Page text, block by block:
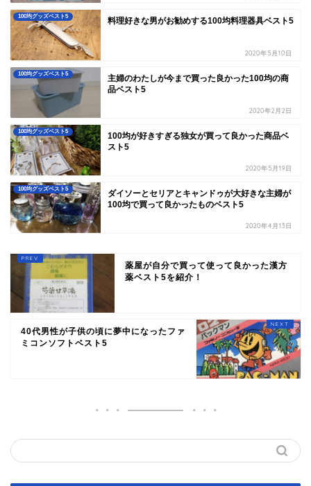
100均グッズベスト5 料理好きな男がお勧めする100均料理器具ベスト5
2020年5月10日
100均グッズベスト5
主婦のわたしが今まで買った良かった100均の商
品ベスト5
2020年2月2日
100均グッズベスト5
100均が好きすぎる独女が買って良かった商品ベ
スト5
2020年5月19日
100均グッズベスト5
ダイソーとセリアとキャンドゥが大好きな主婦が
100均で買って良かったものベスト5
2020年4月13日
薬屋が自分で買って使って良かった漢方
薬ベスト5を紹介！
40代男性が子供の頃に夢中になったファ
ミコンソフトベスト5